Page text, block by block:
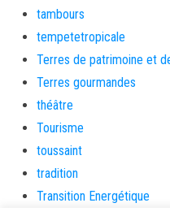
tambours
tempetetropicale
Terres de patrimoine et
Terres gourmandes
théâtre
Tourisme
toussaint
tradition
Transition Energétique